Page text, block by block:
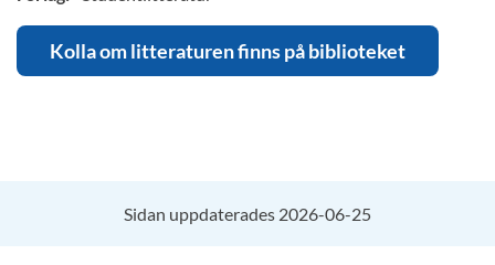
Kolla om litteraturen finns på biblioteket
Sidan uppdaterades 2026-06-25